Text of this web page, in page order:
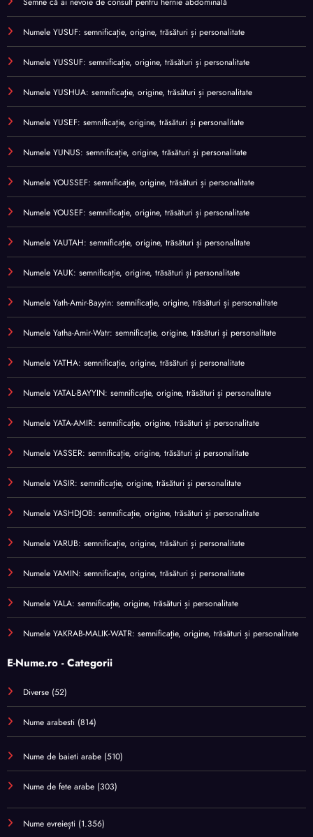
Numele YUSUF: semnificație, origine, trăsături și personalitate
Numele YUSSUF: semnificație, origine, trăsături și personalitate
Numele YUSHUA: semnificație, origine, trăsături și personalitate
Numele YUSEF: semnificație, origine, trăsături și personalitate
Numele YUNUS: semnificație, origine, trăsături și personalitate
Numele YOUSSEF: semnificație, origine, trăsături și personalitate
Numele YOUSEF: semnificație, origine, trăsături și personalitate
Numele YAUTAH: semnificație, origine, trăsături și personalitate
Numele YAUK: semnificație, origine, trăsături și personalitate
Numele Yath-Amir-Bayyin: semnificație, origine, trăsături și personalitate
Numele Yatha-Amir-Watr: semnificație, origine, trăsături și personalitate
Numele YATHA: semnificație, origine, trăsături și personalitate
Numele YATAL-BAYYIN: semnificație, origine, trăsături și personalitate
Numele YATA-AMIR: semnificație, origine, trăsături și personalitate
Numele YASSER: semnificație, origine, trăsături și personalitate
Numele YASIR: semnificație, origine, trăsături și personalitate
Numele YASHDJOB: semnificație, origine, trăsături și personalitate
Numele YARUB: semnificație, origine, trăsături și personalitate
Numele YAMIN: semnificație, origine, trăsături și personalitate
Numele YALA: semnificație, origine, trăsături și personalitate
Numele YAKRAB-MALIK-WATR: semnificație, origine, trăsături și personalitate
E-Nume.ro - Categorii
Diverse (52)
Nume arabesti (814)
Nume de baieti arabe (510)
Nume de fete arabe (303)
Nume evreiești (1.356)